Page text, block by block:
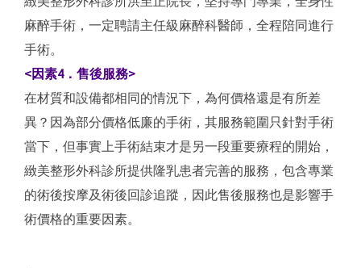
麻醉手術，一定聘請主任級麻醉科醫師，全程陪同進行
手術。
<因素4．售後服務>
在材質和設備都相同的情況下，為何價格還是有所差
異？因為部分價格低廉的手術，其服務範圍只針對手術
當下，但事實上手術結束才是另一段重要療程的開始，
緻美整形外科診所提供隆乳患者完善的服務，包含專業
的術後按摩及術後回診追蹤，因此售後服務也是影響手
術價格的重要因素。